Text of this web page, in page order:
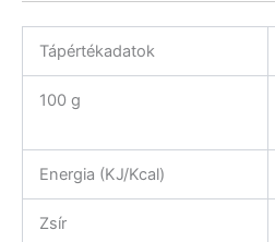
Tápértékadatok
100 g
Energia (KJ/Kcal)
Zsír